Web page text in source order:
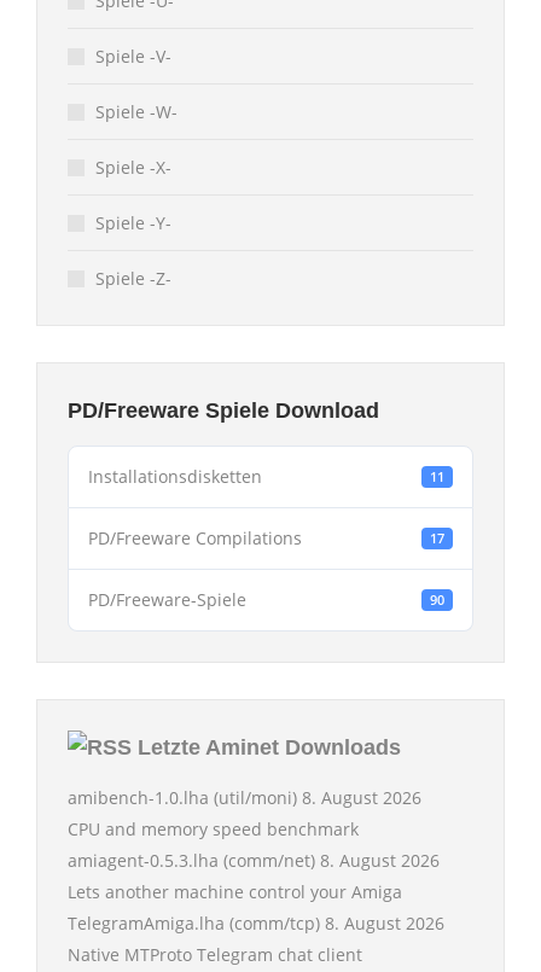
Spiele -V-
Spiele -W-
Spiele -X-
Spiele -Y-
Spiele -Z-
PD/Freeware Spiele Download
Installationsdisketten 11
PD/Freeware Compilations 17
PD/Freeware-Spiele 90
Letzte Aminet Downloads
amibench-1.0.lha (util/moni) 8. August 2026
CPU and memory speed benchmark
amiagent-0.5.3.lha (comm/net) 8. August 2026
Lets another machine control your Amiga
TelegramAmiga.lha (comm/tcp) 8. August 2026
Native MTProto Telegram chat client